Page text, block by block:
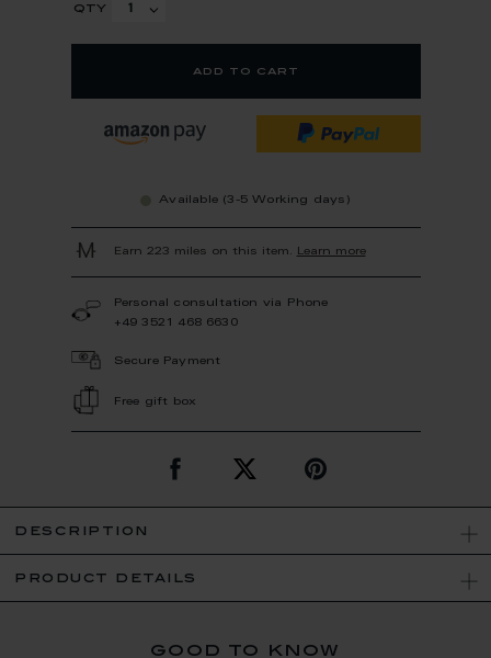
qty
add to cart
Available (3-5 Working days)
Earn 223 miles on this item. Learn more
Personal consultation via Phone
+49 3521 468 6630
Secure Payment
Free gift box
description
product details
good to know